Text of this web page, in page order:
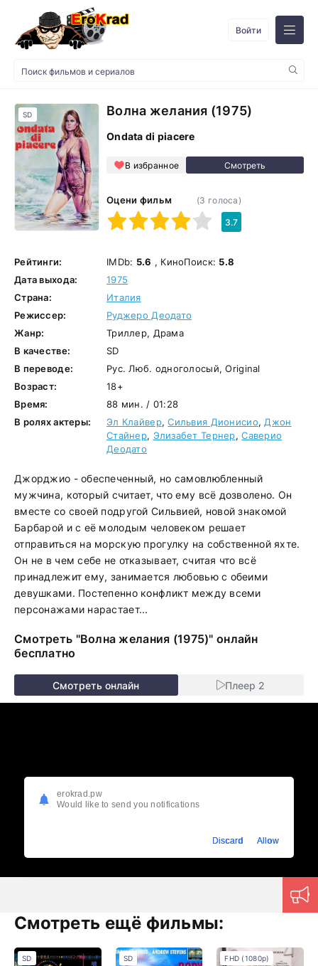
Войти
Волна желания (1975)
Ondata di piacere
В избранное
SD
Оцени фильм
1
2 3 5
(3 голоса)
3.7
Рейтинги: IMDb: 5.6 , КиноПоиск: 5.8
Дата выхода:
1975
Страна:
Италия
Режиссер:
Руджеро Деодато
Жанр:
Триллер, Драма
В качестве:
SD
В переводе:
Рус. Люб. одноголосый, Original
Возраст:
18+
Время:
88 мин. / 01:28
В ролях актеры:
Эл Клайвер,Сильвия Дионисио, Джон
Стайнер, Элизабет Тернер,Саверио
Деодато
Джорджио - обеспеченный, но самовлюбленный
мужчина, который считает, что ему всё дозволено. Он
вместе со своей подругой Сильвией, новой знакомой
Барбарой и с её молодым человеком решает
отправиться на морскую прогулку на собственной яхте.
Он не в чем себе не отказывает, считая что всё
принадлежит ему, занимается любовью с обеими
девушками. Постепенно конфликт между всеми
персонажами нарастает...
Смотреть "Волна желания (1975)" онлайн
бесплатно
Смотреть онлайн Плеер 2
Смотреть ещё фильмы:
SD SD FHD (1080p)
erokrad.pw
Would like to send you notifications
Discard Allow